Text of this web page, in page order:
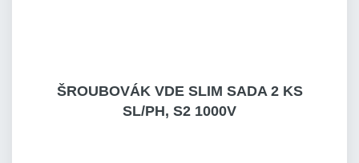
ŠROUBOVÁK VDE SLIM SADA 2 KS
SL/PH, S2 1000V